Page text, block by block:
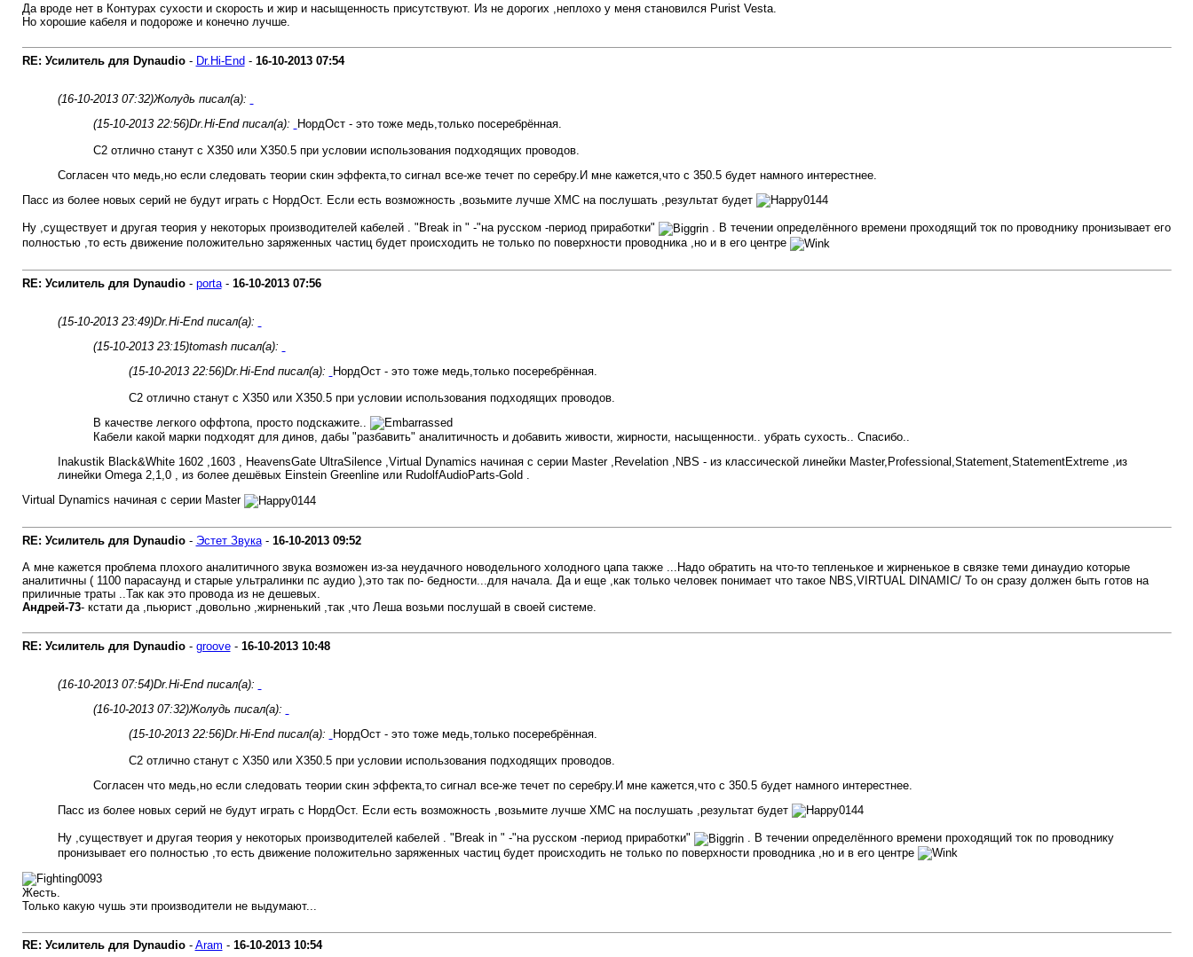
Да вроде нет в Контурах сухости и скорость и жир и насыщенность присутствуют. Из не дорогих ,неплохо у меня становился Purist Vesta.
Но хорошие кабеля и подороже и конечно лучше.
RE: Усилитель для Dynaudio- Dr.Hi-End - 16-10-2013 07:54
(16-10-2013 07:32)Жолудь писал(а):
(15-10-2013 22:56)Dr.Hi-End писал(а):
НордОст - это тоже медь,только посеребрённая.
С2 отлично станут с Х350 или Х350.5 при условии использования подходящих проводов.
Согласен что медь,но если следовать теории скин эффекта,то сигнал все-же течет по серебру.И мне кажется,что с 350.5 будет намного интерестнее.
Пасс из более новых серий не будут играть с НордОст. Если есть возможность ,возьмите лучше ХМС на послушать ,результат будет
Ну ,существует и другая теория у некоторых производителей кабелей . "Break in " -"на русском -период приработки"
. В течении определённого времени проходящий ток по проводнику пронизывает его
полностью ,то есть движение положительно заряженных частиц будет происходить не только по поверхности проводника ,но и в его центре
RE: Усилитель для Dynaudio- porta- 16-10-2013 07:56
(15-10-2013 23:49)Dr.Hi-End писал(а):
(15-10-2013 23:15)tomash писал(а):
(15-10-2013 22:56)Dr.Hi-End писал(а):
НордОст - это тоже медь,только посеребрённая.
С2 отлично станут с Х350 или Х350.5 при условии использования подходящих проводов.
В качестве легкого оффтопа, просто подскажите..
Кабели какой марки подходят для динов, дабы "разбавить" аналитичность и добавить живости, жирности, насыщенности.. убрать сухость.. Спасибо..
Inakustik Black&White 1602 ,1603 , HeavensGate UltraSilence ,Virtual Dynamics начиная с серии Master ,Revelation ,NBS - из классической линейки Master,Professional,Statement,StatementExtreme ,из
линейки Omega 2,1,0 , из более дешёвых Einstein Greenline или RudolfAudioParts-Gold .
Virtual Dynamics начиная с серии Master
RE: Усилитель для Dynaudio- Эстет Звука- 16-10-2013 09:52
А мне кажется проблема плохого аналитичного звука возможен из-за неудачного новодельного холодного цапа также ...Надо обратить на что-то тепленькое и жирненькое в связке теми динаудио которые
аналитичны ( 1100 парасаунд и старые ультралинки пс аудио ),это так по- бедности...для начала. Да и еще ,как только человек понимает что такое NBS,VIRTUAL DINAMIC/ То он сразу должен быть готов на
приличные траты ..Так как это провода из не дешевых.
Андрей-73- кстати да ,пьюрист ,довольно ,жирненький ,так ,что Леша возьми послушай в своей системе.
RE: Усилитель для Dynaudio- groove- 16-10-2013 10:48
(16-10-2013 07:54)Dr.Hi-End писал(а):
(16-10-2013 07:32)Жолудь писал(а):
(15-10-2013 22:56)Dr.Hi-End писал(а):
НордОст - это тоже медь,только посеребрённая.
С2 отлично станут с Х350 или Х350.5 при условии использования подходящих проводов.
Согласен что медь,но если следовать теории скин эффекта,то сигнал все-же течет по серебру.И мне кажется,что с 350.5 будет намного интерестнее.
Пасс из более новых серий не будут играть с НордОст. Если есть возможность ,возьмите лучше ХМС на послушать ,результат будет
Ну ,существует и другая теория у некоторых производителей кабелей . "Break in " -"на русском -период приработки"
. В течении определённого времени проходящий ток по проводнику
пронизывает его полностью ,то есть движение положительно заряженных частиц будет происходить не только по поверхности проводника ,но и в его центре
Жесть.
Только какую чушь эти производители не выдумают...
RE: Усилитель для Dynaudio- Aram - 16-10-2013 10:54